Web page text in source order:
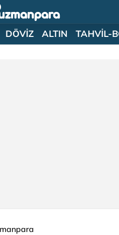
DÖVİZ ALTIN TAHVİL-